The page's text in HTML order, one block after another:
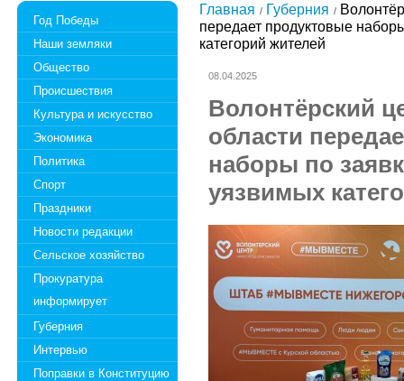
Год Победы
Наши земляки
Общество
Происшествия
Культура и искусство
Экономика
Политика
Спорт
Праздники
Новости редакции
Сельское хозяйство
Прокуратура
информирует
Губерния
Интервью
Поправки в Конституцию
Главная Губерния
передает продуктовые
категорий жителей
08.04.2025
Волонтёрский
области
наборы по
уязвимых